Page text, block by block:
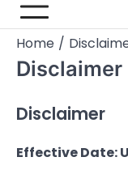
Home
Disclaimer
Disclaimer
Effective Date: